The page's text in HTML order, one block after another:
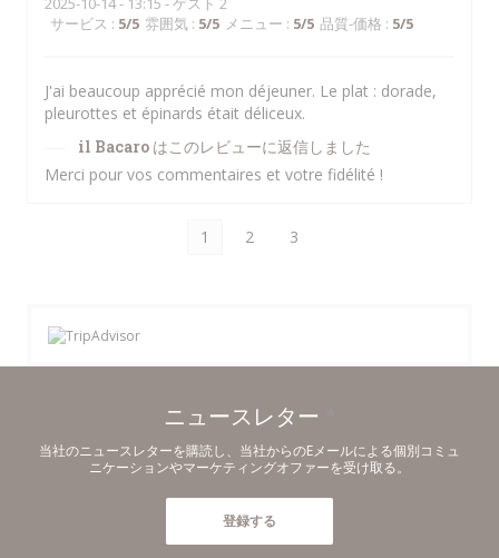
サービス : 5/5 雰囲気 : 5/5 メニュー : 5/5 品質-価格 : 5/5
J'ai beaucoup apprécié mon déjeuner. Le plat : dorade,
pleurottes et épinards était déliceux.
il Bacaro はこのレビューに返信しました
Merci pour vos commentaires et votre fidélité !
1 2 3
ニュースレター
当社のニュースレターを購読し、当社からのEメールによる個別コミュ
ニケーションやマーケティングオファーを受け取る。
登録する